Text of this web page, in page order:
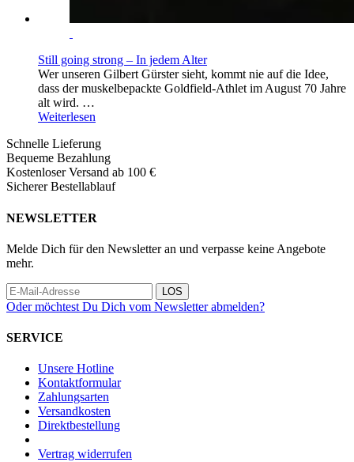
Still going strong – In jedem Alter
Wer unseren Gilbert Gürster sieht, kommt nie auf die Idee,
dass der muskelbepackte Goldfield-Athlet im August 70 Jahre
alt wird. …
Weiterlesen
Schnelle Lieferung
Bequeme Bezahlung
Kostenloser Versand ab 100 €
Sicherer Bestellablauf
NEWSLETTER
Melde Dich für den Newsletter an und verpasse keine Angebote
mehr.
LOS
Oder möchtest Du Dich vom Newsletter abmelden?
SERVICE
Unsere Hotline
Kontaktformular
Zahlungsarten
Versandkosten
Direktbestellung
Vertrag widerrufen